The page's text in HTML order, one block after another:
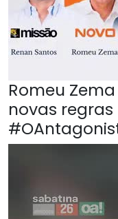
Romeu
novas regras